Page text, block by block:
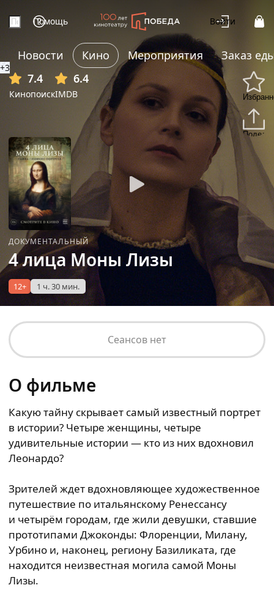
Помощь Войти
Новости Кино Мероприятия
Заказ
7.4
Кинопоиск
6.4
IMDB
+3
ДОКУМЕНТАЛЬНЫЙ
4 лица Моны Лизы
12+ 1 ч. 30 мин.
Сеансов нет
О фильме
Какую тайну скрывает самый известный портрет
в истории? Четыре женщины, четыре
удивительные истории — кто из них вдохновил
Леонардо?
Зрителей ждет вдохновляющее художественное
путешествие по итальянскому Ренессансу
и четырём городам, где жили девушки, ставшие
прототипами Джоконды: Флоренции, Милану,
Урбино и, наконец, региону Базиликата, где
находится неизвестная могила самой Моны
Лизы.